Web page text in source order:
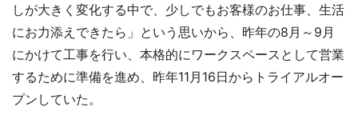
しが大きく変化する中で、少しでもお客様のお仕事、生活
にお力添えできたら」という思いから、昨年の8月～9月
にかけて工事を行い、本格的にワークスペースとして営業
するために準備を進め、昨年11月16日からトライアルオー
プンしていた。